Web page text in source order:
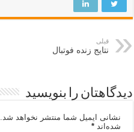
قبلی
نتایج زنده فوتبال
دیدگاهتان را بنویسید
نشانی ایمیل شما منتشر نخواهد شد.
شده‌اند*